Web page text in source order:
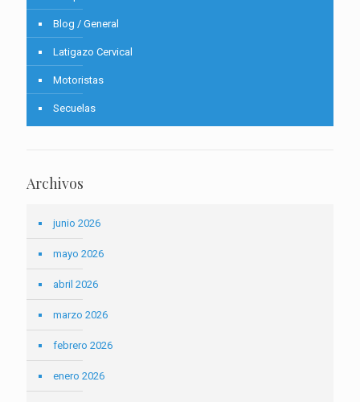
Blog / General
Latigazo Cervical
Motoristas
Secuelas
Archivos
junio 2026
mayo 2026
abril 2026
marzo 2026
febrero 2026
enero 2026